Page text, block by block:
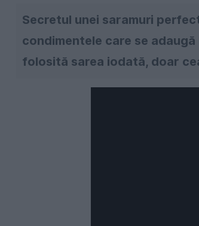
Secretul unei saramuri
condimentele care se
folosită sarea iodată, doar